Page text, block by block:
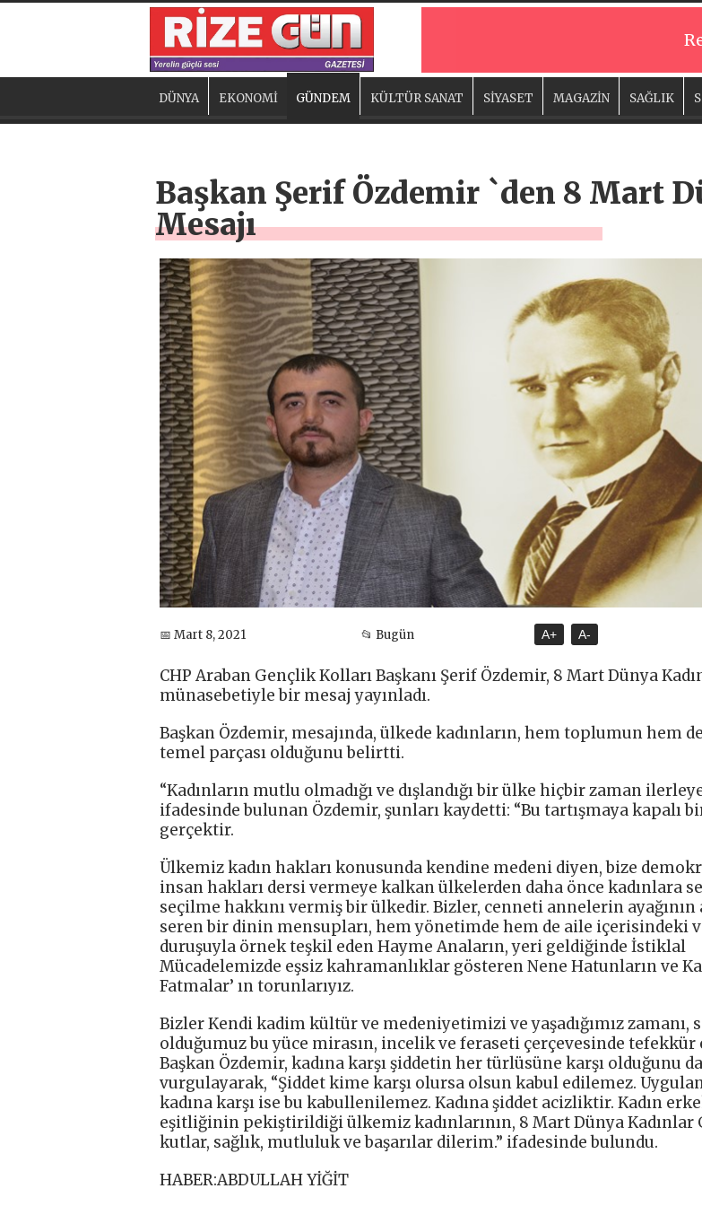
DÜNYA EKONOMİ GÜNDEM KÜLTÜR SANAT SİYASET MAGAZİN SAĞLIK
Başkan Şerif Özdemir `den 8 Mart
Mesajı
📅 Mart 8, 2021 📂 Bugün A+ A-
CHP Araban Gençlik Kolları Başkanı Şerif Özdemir, 8 Mart Dünya
münasebetiyle bir mesaj yayınladı.
Başkan Özdemir, mesajında, ülkede kadınların, hem toplumun hem
temel parçası olduğunu belirtti.
“Kadınların mutlu olmadığı ve dışlandığı bir ülke hiçbir zaman
ifadesinde bulunan Özdemir, şunları kaydetti: “Bu tartışmaya kapalı
gerçektir.
Ülkemiz kadın hakları konusunda kendine medeni diyen, bize
insan hakları dersi vermeye kalkan ülkelerden daha önce kadınlara
seçilme hakkını vermiş bir ülkedir. Bizler, cenneti annelerin ayağının
seren bir dinin mensupları, hem yönetimde hem de aile içerisindeki
duruşuyla örnek teşkil eden Hayme Anaların, yeri geldiğinde İstiklal
Mücadelemizde eşsiz kahramanlıklar gösteren Nene Hatunların ve
Fatmalar’ ın torunlarıyız.
Bizler Kendi kadim kültür ve medeniyetimizi ve yaşadığımız zamanı,
olduğumuz bu yüce mirasın, incelik ve feraseti çerçevesinde tefekkür
Başkan Özdemir, kadına karşı şiddetin her türlüsüne karşı olduğunu da
vurgulayarak, “Şiddet kime karşı olursa olsun kabul edilemez.
kadına karşı ise bu kabullenilemez. Kadına şiddet acizliktir. Kadın
eşitliğinin pekiştirildiği ülkemiz kadınlarının, 8 Mart Dünya Kadınlar
kutlar, sağlık, mutluluk ve başarılar dilerim.” ifadesinde bulundu.
HABER:ABDULLAH YİĞİT